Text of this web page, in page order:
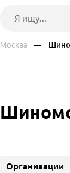
Москва —
Организации